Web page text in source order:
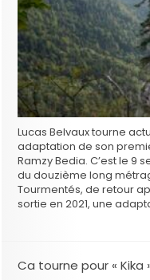
Lucas Belvaux tourne
adaptation de son
Ramzy Bedia. C’est le 9
du douzième long
Tourmentés, de retour
sortie en 2021, une
Ca tourne pour « Kika